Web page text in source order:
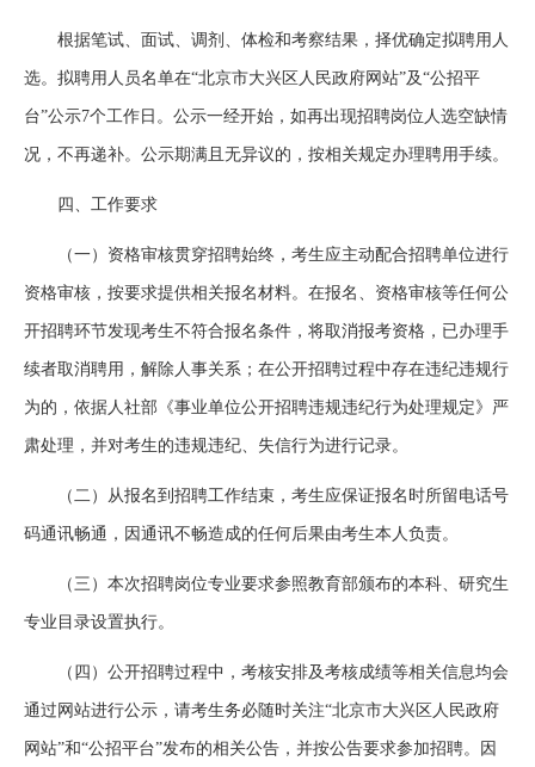
根据笔试、面试、调剂、体检和考察结果，择优确定拟聘用人
选。拟聘用人员名单在“北京市大兴区人民政府网站”及“公招平
台”公示7个工作日。公示一经开始，如再出现招聘岗位人选空缺情
况，不再递补。公示期满且无异议的，按相关规定办理聘用手续。
四、工作要求
（一）资格审核贯穿招聘始终，考生应主动配合招聘单位进行
资格审核，按要求提供相关报名材料。在报名、资格审核等任何公
开招聘环节发现考生不符合报名条件，将取消报考资格，已办理手
续者取消聘用，解除人事关系；在公开招聘过程中存在违纪违规行
为的，依据人社部《事业单位公开招聘违规违纪行为处理规定》严
肃处理，并对考生的违规违纪、失信行为进行记录。
（二）从报名到招聘工作结束，考生应保证报名时所留电话号
码通讯畅通，因通讯不畅造成的任何后果由考生本人负责。
（三）本次招聘岗位专业要求参照教育部颁布的本科、研究生
专业目录设置执行。
（四）公开招聘过程中，考核安排及考核成绩等相关信息均会
通过网站进行公示，请考生务必随时关注“北京市大兴区人民政府
网站”和“公招平台”发布的相关公告，并按公告要求参加招聘。因